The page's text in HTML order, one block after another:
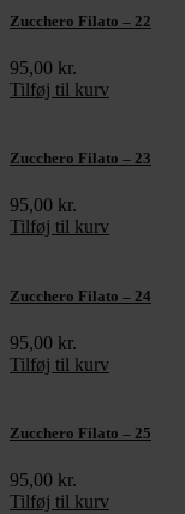
Zucchero Filato – 22
95,00 kr.
Tilføj til kurv
Zucchero Filato – 23
95,00 kr.
Tilføj til kurv
Zucchero Filato – 24
95,00 kr.
Tilføj til kurv
Zucchero Filato – 25
95,00 kr.
Tilføj til kurv